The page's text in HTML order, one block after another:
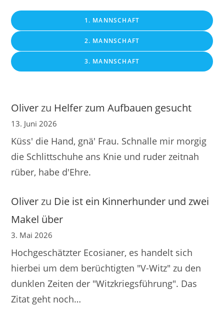
1. MANNSCHAFT
2. MANNSCHAFT
3. MANNSCHAFT
Oliverzu Helfer zum Aufbauen gesucht
13. Juni 2026
Küss' die Hand, gnä' Frau. Schnalle mir morgig
die Schlittschuhe ans Knie und ruder zeitnah
rüber, habe d'Ehre.
Oliverzu Die ist ein Kinnerhunder und zwei
Makel über
3. Mai 2026
Hochgeschätzter Ecosianer, es handelt sich
hierbei um dem berüchtigten "V-Witz" zu den
dunklen Zeiten der "Witzkriegsführung". Das
Zitat geht noch…